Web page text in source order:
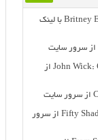
دانلود رایگان مسنتد خارجی Britney Ever After 2017 با لینک
دانلود مستقیم فیلم خارجی John Wick: Chapter 2 2017 از
دانلود مستقیم فیلم خارجی Fifty Shades Darker 2017 از سرور